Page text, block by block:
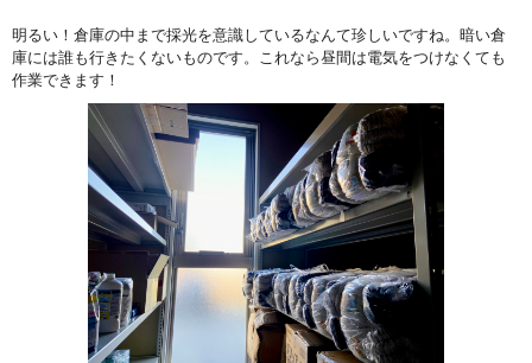
明るい！倉庫の中まで採光を意識しているなんて珍しいですね。暗い倉
庫には誰も行きたくないものです。これなら昼間は電気をつけなくても
作業できます！